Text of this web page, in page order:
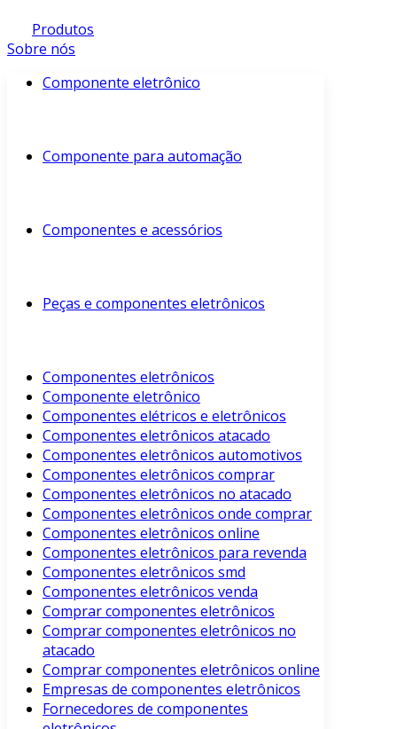
Produtos
Sobre nós
Componente eletrônico
Componente para automação
Componentes e acessórios
Peças e componentes eletrônicos
Componentes eletrônicos
Componente eletrônico
Componentes elétricos e eletrônicos
Componentes eletrônicos atacado
Componentes eletrônicos automotivos
Componentes eletrônicos comprar
Componentes eletrônicos no atacado
Componentes eletrônicos onde comprar
Componentes eletrônicos online
Componentes eletrônicos para revenda
Componentes eletrônicos smd
Componentes eletrônicos venda
Comprar componentes eletrônicos
Comprar componentes eletrônicos no
atacado
Comprar componentes eletrônicos online
Empresas de componentes eletrônicos
Fornecedores de componentes